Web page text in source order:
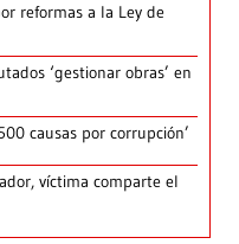
reformas a la Ley de
‘gestionar obras’ en
causas por corrupción’
víctima comparte el